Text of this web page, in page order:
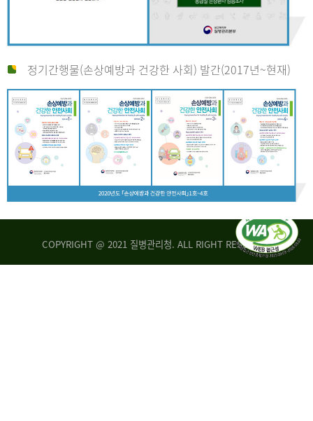
정기간행물(손상예방과 건강한 사회) 발간(2017년~현재)
COPYRIGHT @ 2021 질병관리청. ALL RIGHT RESERVED